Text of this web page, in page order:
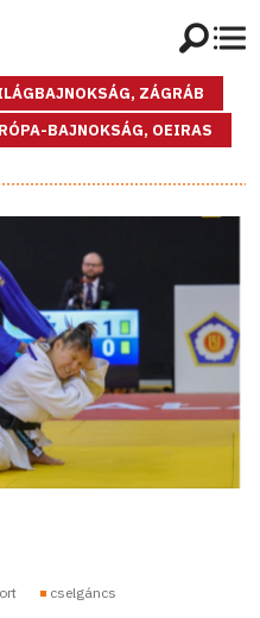
ZÁGRÁB
BAJNOKSÁG, OEIRAS
cselgáncs